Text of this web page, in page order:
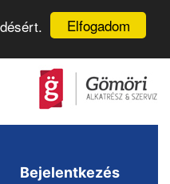
Elfogadom
Bejelentkezés